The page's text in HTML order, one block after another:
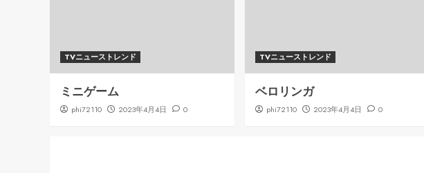
TVニューストレンド
ミニゲーム
phi72110 2023年4月4日 0
TVニューストレンド
ベロリンガ
phi72110 2023年4月4日 0